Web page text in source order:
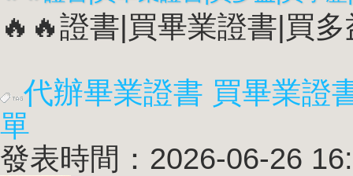
🔥🔥證書|買畢業證書|買
代辦畢業證書 買畢業證
單
發表時間：2026-06-26